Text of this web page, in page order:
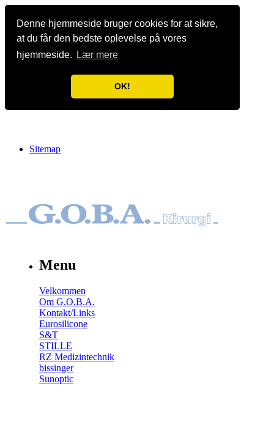
Denne hjemmeside bruger cookies for at sikre,
at du får den bedste oplevelse på vores
hjemmeside.
Lær mere
OK!
Sitemap
Menu
Velkommen
Om G.O.B.A.
Kontakt/Links
Eurosilicone
S&T
STILLE
RZ Medizintechnik
bissinger
Sunoptic